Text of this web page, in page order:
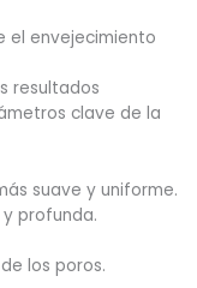
el envejecimiento
resultados
clave de la
suave y uniforme.
y profunda.
los poros.